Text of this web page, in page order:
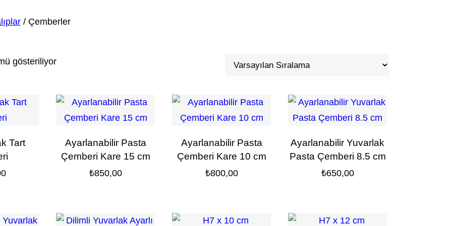
/ Çemberler
gösteriliyor
Tart
Ayarlanabilir Pasta
Çemberi Kare 15 cm
₺850,00
Ayarlanabilir Pasta
Çemberi Kare 10 cm
₺800,00
Ayarlanabilir Yuvarlak
Pasta Çemberi 8.5 cm
₺650,00